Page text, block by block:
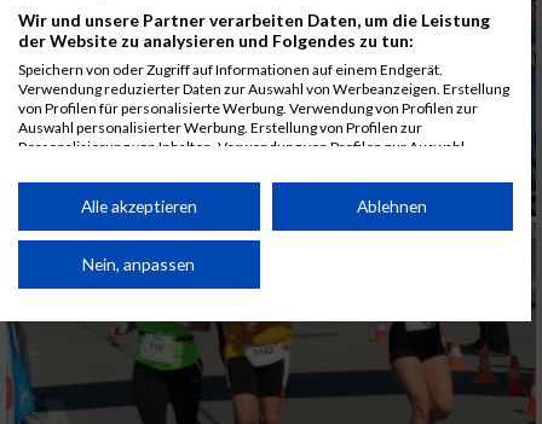
Wir und unsere Partner verarbeiten Daten, um die Leistung
der Website zu analysieren und Folgendes zu tun:
Speichern von oder Zugriff auf Informationen auf einem Endgerät.
Verwendung reduzierter Daten zur Auswahl von Werbeanzeigen. Erstellung
von Profilen für personalisierte Werbung. Verwendung von Profilen zur
Auswahl personalisierter Werbung. Erstellung von Profilen zur
Personalisierung von Inhalten. Verwendung von Profilen zur Auswahl
Performance von Inhalten. Analyse von Zielgruppen durch Statistiken oder
Kombinationen von Daten aus verschiedenen Quellen. Entwicklung und
von Inhalten.
Daten können außerhalb der Europäischen Union weitergegeben und in die
Partnerliste anzeigen (1 IAB-Anbieter)
Wir nutzen Ihre Daten für folgende Zwecke:
Alle akzeptieren Ablehnen
Nein, anpassen